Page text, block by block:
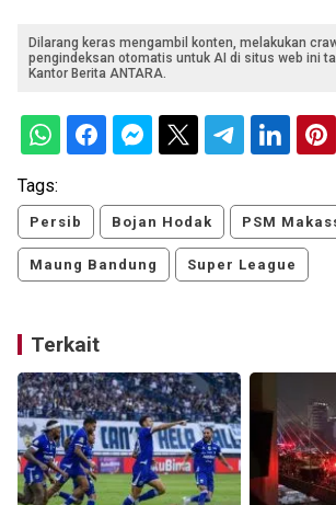
Dilarang keras mengambil konten, melakukan
pengindeksan otomatis untuk AI di situs web ini
Kantor Berita ANTARA.
Tags:
Persib Bojan Hodak PSM
Maung Bandung Super League
Terkait